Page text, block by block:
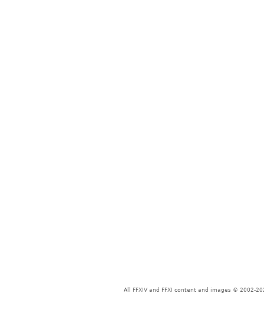
All FFXIV and FFXI content and images © 2002-